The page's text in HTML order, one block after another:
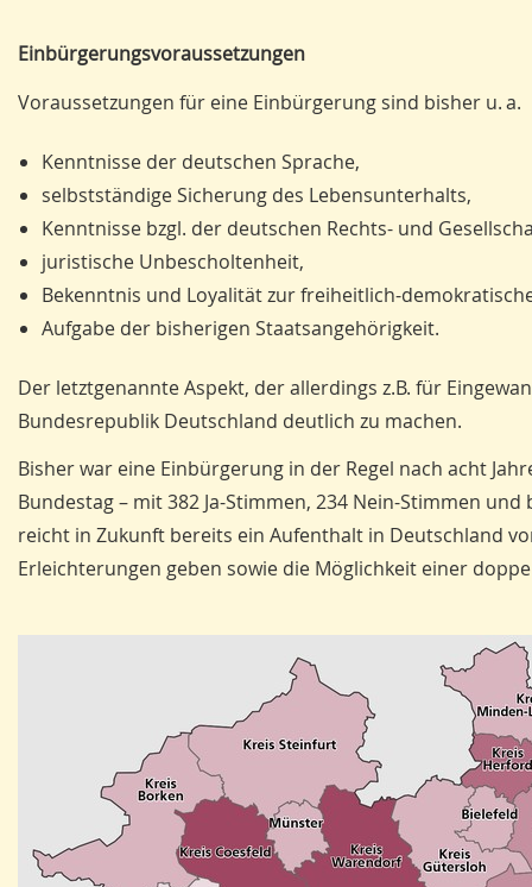
Einbürgerungsvoraussetzungen
Voraussetzungen für eine Einbürgerung sind bisher u. a.
Kenntnisse der deutschen Sprache,
selbstständige Sicherung des Lebensunterhalts,
Kenntnisse bzgl. der deutschen Rechts- und
juristische Unbescholtenheit,
Bekenntnis und Loyalität zur freiheitlich-
Aufgabe der bisherigen Staatsangehörigkeit.
Der letztgenannte Aspekt, der allerdings z.B. für
Bundesrepublik Deutschland deutlich zu machen.
Bisher war eine Einbürgerung in der Regel nach acht
Bundestag – mit 382 Ja-Stimmen, 234 Nein-Stimmen
reicht in Zukunft bereits ein Aufenthalt in Deutschland
Erleichterungen geben sowie die Möglichkeit einer